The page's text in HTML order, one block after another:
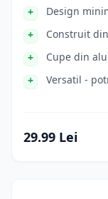
Design
Construit
Cupe din
Versatil -
29.99 Lei